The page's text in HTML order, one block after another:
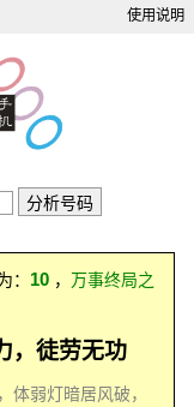
使用说明
： 10， 万事终局之
，徒劳无功
体弱灯暗居风破，